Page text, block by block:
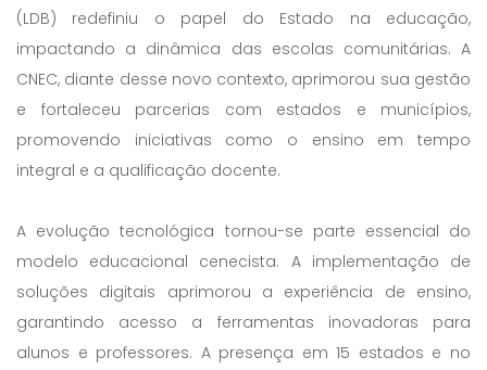
(LDB) redefiniu o papel do Estado na educação,
impactando a dinâmica das escolas comunitárias. A
CNEC, diante desse novo contexto, aprimorou sua gestão
e fortaleceu parcerias com estados e municípios,
promovendo iniciativas como o ensino em tempo
integral e a qualificação docente.
A evolução tecnológica tornou-se parte essencial do
modelo educacional cenecista. A implementação de
soluções digitais aprimorou a experiência de ensino,
garantindo acesso a ferramentas inovadoras para
alunos e professores. A presença em 15 estados e no